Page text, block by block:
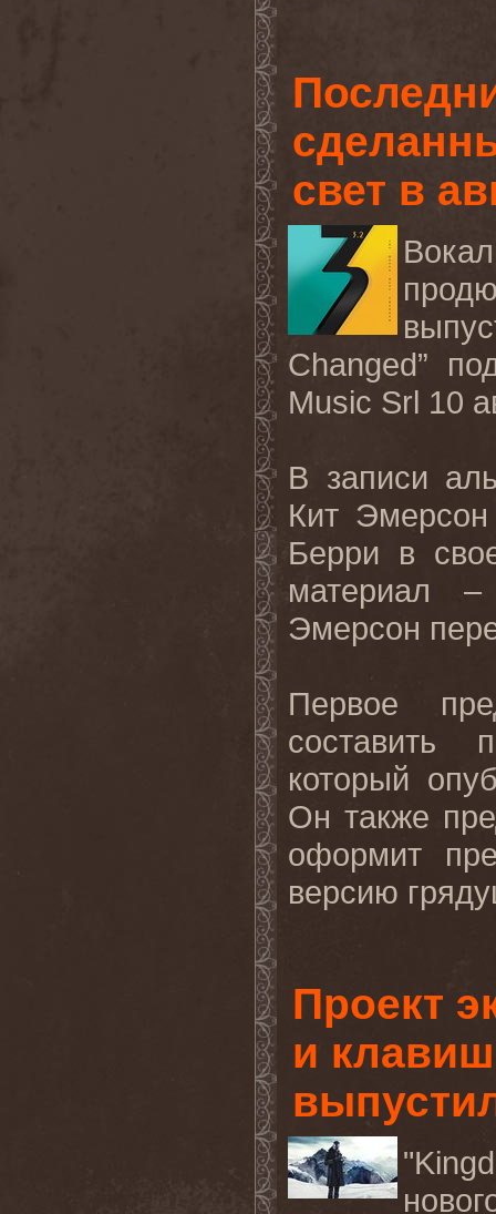
свет в
Changed”
Music Srl 10
В записи
Кит
Берри в
материал
Эмерсон
Первое
составить
который
Он также
оформит
версию
Проект
и